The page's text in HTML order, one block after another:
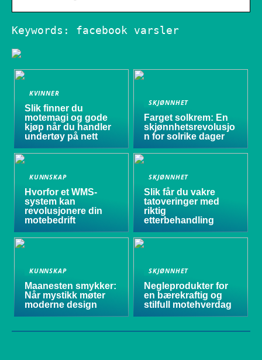
Keywords: facebook varsler
KVINNER
Slik finner du
motemagi og gode
kjøp når du handler
undertøy på nett
SKJØNNHET
Farget solkrem: En
skjønnhetsrevolusjo
n for solrike dager
KUNNSKAP
Hvorfor et WMS-
system kan
revolusjonere din
motebedrift
SKJØNNHET
Slik får du vakre
tatoveringer med
riktig
etterbehandling
KUNNSKAP
Maanesten smykker:
Når mystikk møter
moderne design
SKJØNNHET
Negleprodukter for
en bærekraftig og
stilfull motehverdag